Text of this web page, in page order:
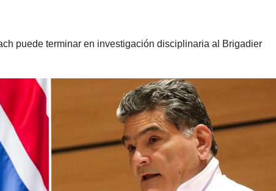
puede terminar en investigación disciplinaria al Brigadier